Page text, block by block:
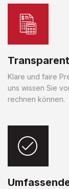
Klare und faire
uns wissen Sie
rechnen können.